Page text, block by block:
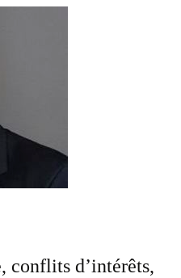
conflits d’intérêts,